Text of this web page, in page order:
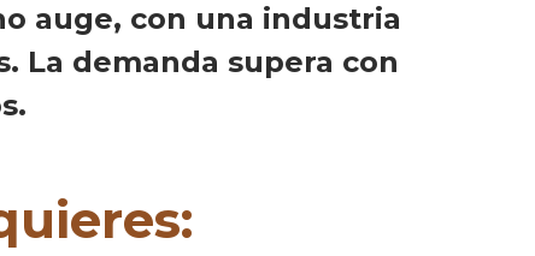
auge, con una industria
La demanda supera con